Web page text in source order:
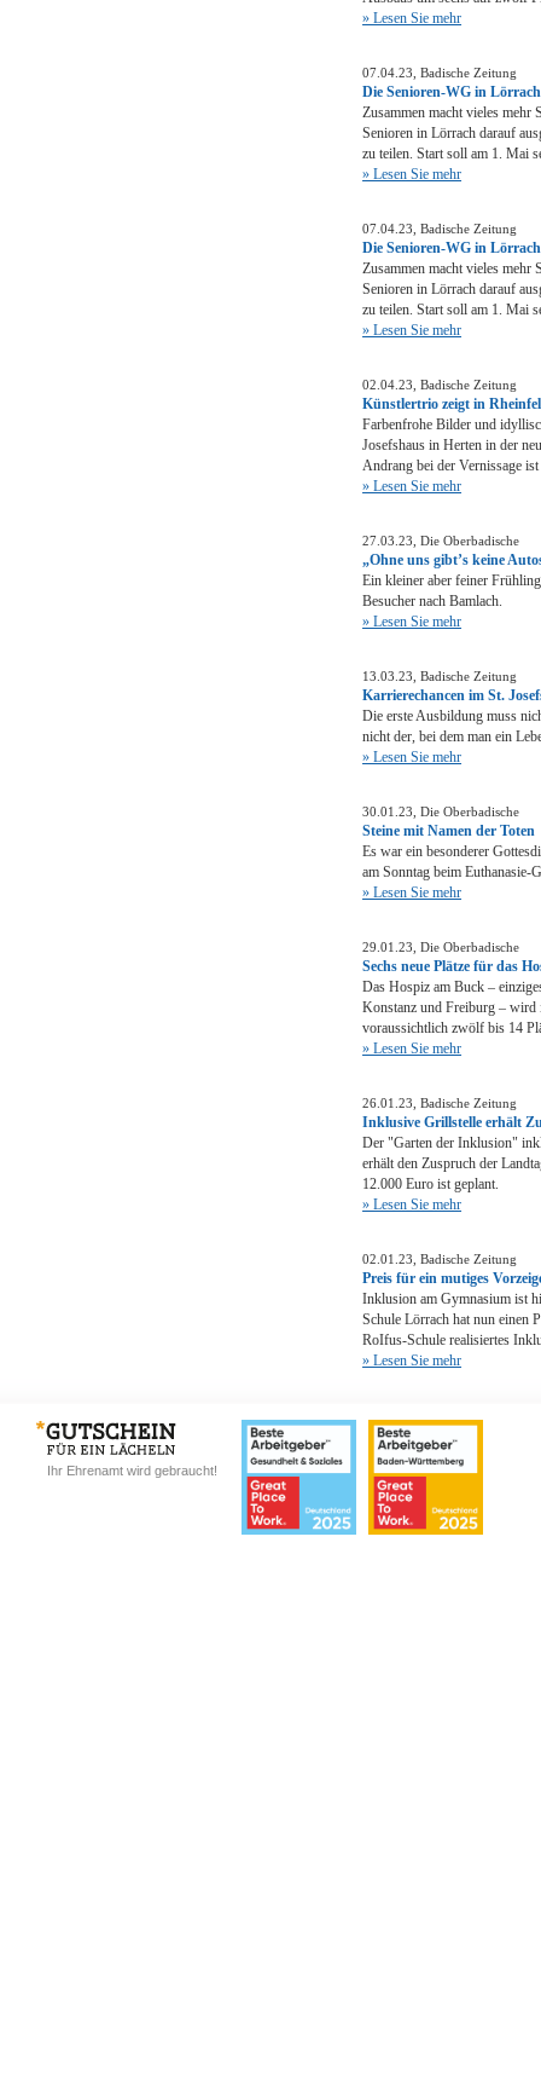
» Lesen Sie mehr
07.04.23, Badische Zeitung
Die Senioren-WG in
Zusammen macht vieles mehr
Senioren in Lörrach darauf
zu teilen. Start soll am 1. Mai
» Lesen Sie mehr
07.04.23, Badische Zeitung
Die Senioren-WG in
Zusammen macht vieles mehr
Senioren in Lörrach darauf
zu teilen. Start soll am 1. Mai
» Lesen Sie mehr
02.04.23, Badische Zeitung
Künstlertrio zeigt in
Farbenfrohe Bilder und
Josefshaus in Herten in der
Andrang bei der Vernissage ist
» Lesen Sie mehr
27.03.23, Die Oberbadische
„Ohne uns gibt’s keine
Ein kleiner aber feiner
Besucher nach Bamlach.
» Lesen Sie mehr
13.03.23, Badische Zeitung
Karrierechancen im St.
Die erste Ausbildung muss
nicht der, bei dem man ein
» Lesen Sie mehr
30.01.23, Die Oberbadische
Steine mit Namen der Toten
Es war ein besonderer
am Sonntag beim Euthanasie-
» Lesen Sie mehr
29.01.23, Die Oberbadische
Sechs neue Plätze für das
Das Hospiz am Buck –
Konstanz und Freiburg – wird
voraussichtlich zwölf bis 14
» Lesen Sie mehr
26.01.23, Badische Zeitung
Inklusive Grillstelle erhält
Der "Garten der Inklusion"
erhält den Zuspruch der
12.000 Euro ist geplant.
» Lesen Sie mehr
02.01.23, Badische Zeitung
Preis für ein mutiges
Inklusion am Gymnasium ist
Schule Lörrach hat nun einen
RoIfus-Schule realisiertes
» Lesen Sie mehr
Ihr Ehrenamt wird gebraucht!